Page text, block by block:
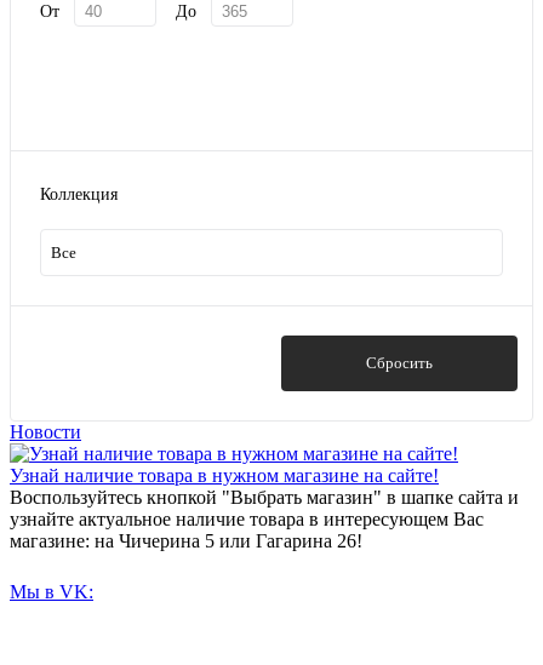
От До
Коллекция
Все
Сбросить
Новости
Узнай наличие товара в нужном магазине на сайте!
Воспользуйтесь кнопкой "Выбрать магазин" в шапке сайта и
узнайте актуальное наличие товара в интересующем Вас
магазине: на Чичерина 5 или Гагарина 26!
Мы в VK: